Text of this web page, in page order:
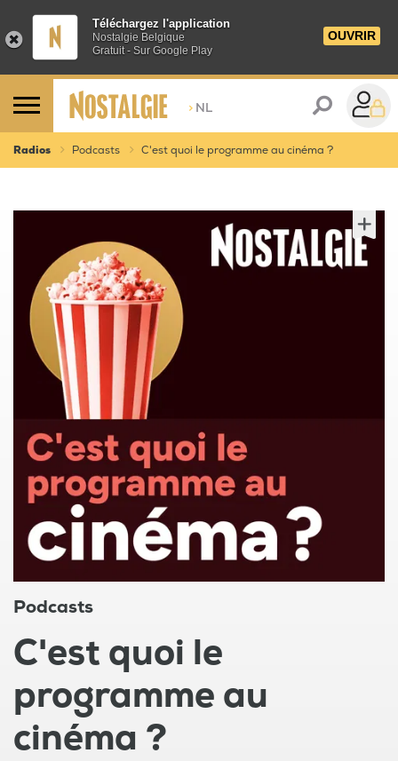
Téléchargez l'application
Nostalgie Belgique
Gratuit - Sur Google Play
OUVRIR
> NL
Radios Podcasts C'est quoi le programme au cinéma ?
Podcasts
C'est quoi le
programme au
cinéma ?